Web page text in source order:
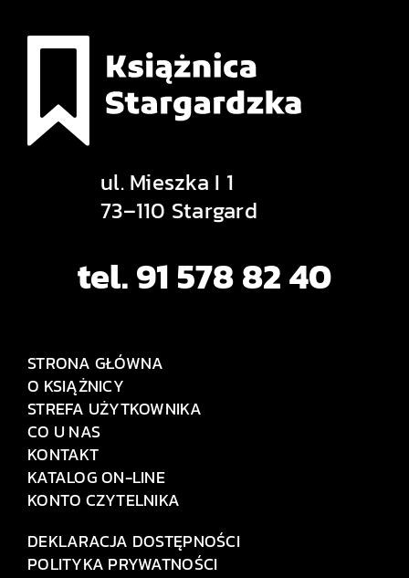
ul. Mieszka I 1
73–110 Stargard
tel. 91 578 82 40
STRONA GŁÓWNA
O KSIĄŻNICY
STREFA UŻYTKOWNIKA
CO U NAS
KONTAKT
KATALOG ON-LINE
KONTO CZYTELNIKA
DEKLARACJA DOSTĘPNOŚCI
POLITYKA PRYWATNOŚCI